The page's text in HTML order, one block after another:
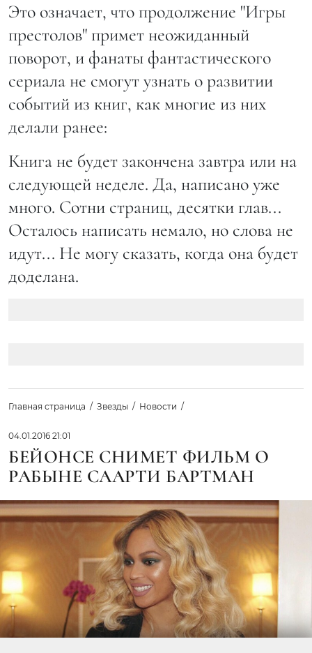
Это означает, что продолжение "Игры
престолов" примет неожиданный
поворот, и фанаты фантастического
сериала не смогут узнать о развитии
событий из книг, как многие из них
делали ранее:
Книга не будет закончена завтра или на
следующей неделе. Да, написано уже
много. Сотни страниц, десятки глав...
Осталось написать немало, но слова не
идут... Не могу сказать, когда она будет
доделана.
Главная страница Звезды Новости
04.01.2016 21:01
БЕЙОНСЕ СНИМЕТ ФИЛЬМ О
РАБЫНЕ СААРТИ БАРТМАН